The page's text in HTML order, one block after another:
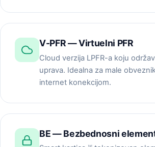
V-PFR — Virtuelni PFR
Cloud verzija LPFR-a koju
uprava. Idealna za male
internet konekcijom.
BE — Bezbednosni